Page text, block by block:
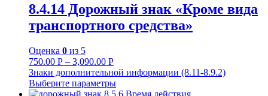
8.4.14 Дорожный знак «Кроме вида
транспортного средства»
Оценка 0 из 5
750.00 Р – 3,090.00 Р
Знаки дополнительной информации (8.11-8.9.2)
Выберите параметры